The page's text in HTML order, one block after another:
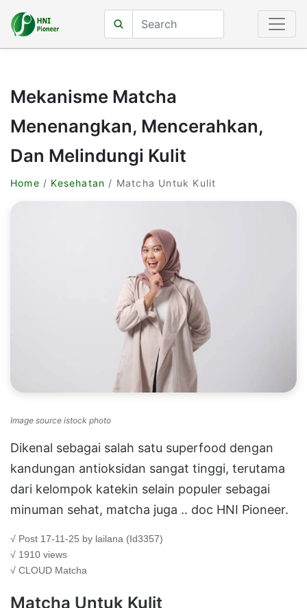
Mekanisme Matcha
Menenangkan, Mencerahkan,
Dan Melindungi Kulit
Home / Kesehatan / Matcha Untuk Kulit
Image source istock photo
Dikenal sebagai salah satu superfood dengan
kandungan antioksidan sangat tinggi, terutama
dari kelompok katekin selain populer sebagai
minuman sehat, matcha juga .. doc HNI Pioneer.
√ Post 17-11-25 by lailana (Id3357)
√ 1910 views
√ CLOUD Matcha
Matcha Untuk Kulit